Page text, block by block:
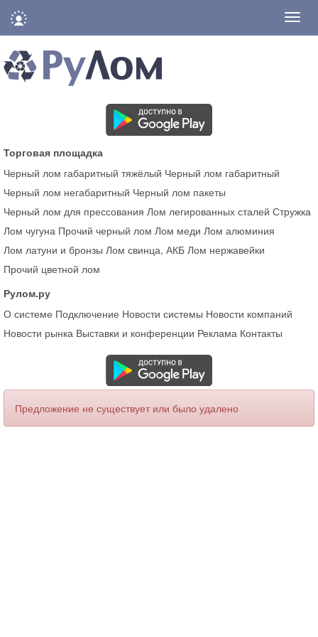
Торговая площадка
Черный лом габаритный тяжёлый Черный лом габаритный
Черный лом негабаритный Черный лом пакеты
Черный лом для прессования Лом легированных сталей Стружка
Лом чугуна Прочий черный лом Лом меди Лом алюминия
Лом латуни и бронзы Лом свинца, АКБ Лом нержавейки
Прочий цветной лом
Рулом.ру
О системе Подключение Новости системы Новости компаний
Новости рынка Выставки и конференции Реклама Контакты
Предложение не существует или было удалено